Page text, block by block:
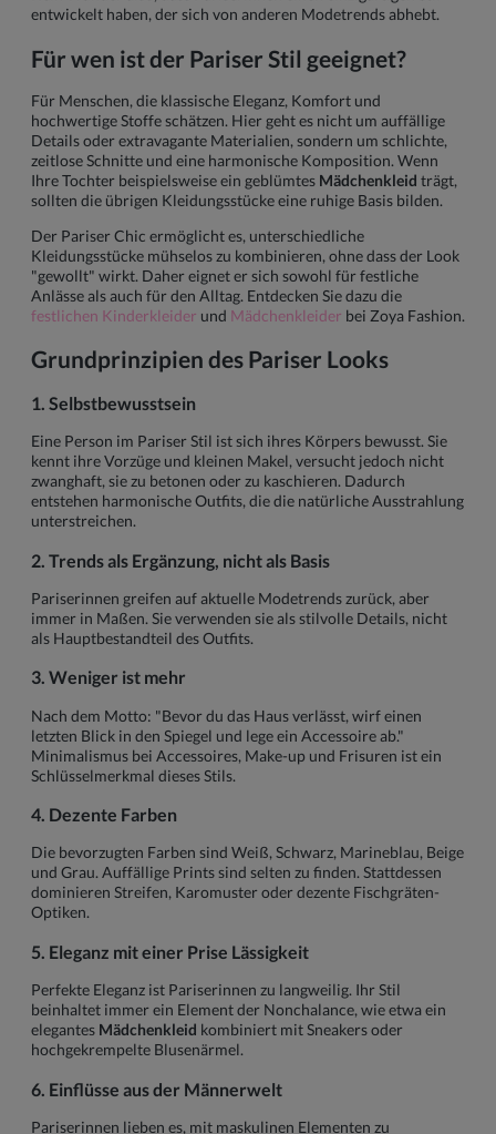
entwickelt haben, der sich von anderen Modetrends abhebt.
Für wen ist der Pariser Stil geeignet?
Für Menschen, die klassische Eleganz, Komfort und
hochwertige Stoffe schätzen. Hier geht es nicht um auffällige
Details oder extravagante Materialien, sondern um schlichte,
zeitlose Schnitte und eine harmonische Komposition. Wenn
Ihre Tochter beispielsweise ein geblümtes Mädchenkleid trägt,
sollten die übrigen Kleidungsstücke eine ruhige Basis bilden.
Der Pariser Chic ermöglicht es, unterschiedliche
Kleidungsstücke mühselos zu kombinieren, ohne dass der Look
"gewollt" wirkt. Daher eignet er sich sowohl für festliche
Anlässe als auch für den Alltag. Entdecken Sie dazu die
festlichen Kinderkleider und Mädchenkleider bei Zoya Fashion.
Grundprinzipien des Pariser Looks
1. Selbstbewusstsein
Eine Person im Pariser Stil ist sich ihres Körpers bewusst. Sie
kennt ihre Vorzüge und kleinen Makel, versucht jedoch nicht
zwanghaft, sie zu betonen oder zu kaschieren. Dadurch
entstehen harmonische Outfits, die die natürliche Ausstrahlung
unterstreichen.
2. Trends als Ergänzung, nicht als Basis
Pariserinnen greifen auf aktuelle Modetrends zurück, aber
immer in Maßen. Sie verwenden sie als stilvolle Details, nicht
als Hauptbestandteil des Outfits.
3. Weniger ist mehr
Nach dem Motto: "Bevor du das Haus verlässt, wirf einen
letzten Blick in den Spiegel und lege ein Accessoire ab."
Minimalismus bei Accessoires, Make-up und Frisuren ist ein
Schlüsselmerkmal dieses Stils.
4. Dezente Farben
Die bevorzugten Farben sind Weiß, Schwarz, Marineblau, Beige
und Grau. Auffällige Prints sind selten zu finden. Stattdessen
dominieren Streifen, Karomuster oder dezente Fischgräten-
Optiken.
5. Eleganz mit einer Prise Lässigkeit
Perfekte Eleganz ist Pariserinnen zu langweilig. Ihr Stil
beinhaltet immer ein Element der Nonchalance, wie etwa ein
elegantes Mädchenkleid kombiniert mit Sneakers oder
hochgekrempelte Blusenärmel.
6. Einflüsse aus der Männerwelt
Pariserinnen lieben es, mit maskulinen Elementen zu